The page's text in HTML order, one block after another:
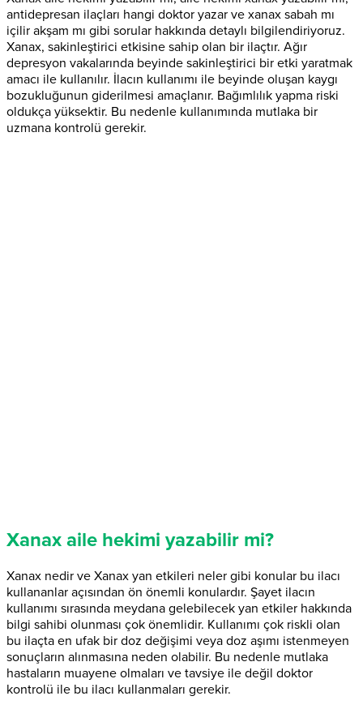
antidepresan ilaçları hangi doktor yazar ve xanax sabah mı
içilir akşam mı gibi sorular hakkında detaylı bilgilendiriyoruz.
Xanax, sakinleştirici etkisine sahip olan bir ilaçtır. Ağır
depresyon vakalarında beyinde sakinleştirici bir etki yaratmak
amacı ile kullanılır. İlacın kullanımı ile beyinde oluşan kaygı
bozukluğunun giderilmesi amaçlanır. Bağımlılık yapma riski
oldukça yüksektir. Bu nedenle kullanımında mutlaka bir
uzmana kontrolü gerekir.
Xanax aile hekimi yazabilir mi?
Xanax nedir ve Xanax yan etkileri neler gibi konular bu ilacı
kullananlar açısından ön önemli konulardır. Şayet ilacın
kullanımı sırasında meydana gelebilecek yan etkiler hakkında
bilgi sahibi olunması çok önemlidir. Kullanımı çok riskli olan
bu ilaçta en ufak bir doz değişimi veya doz aşımı istenmeyen
sonuçların alınmasına neden olabilir. Bu nedenle mutlaka
hastaların muayene olmaları ve tavsiye ile değil doktor
kontrolü ile bu ilacı kullanmaları gerekir.